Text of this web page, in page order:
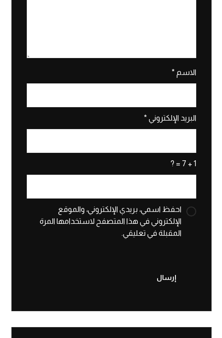
الاسم *
البريد الإلكتروني *
1 + 7 = ?
احفظ اسمي، بريدي الإلكتروني، والموقع
الإلكتروني في هذا المتصفح لاستخدامها المرة
المقبلة في تعليقي.